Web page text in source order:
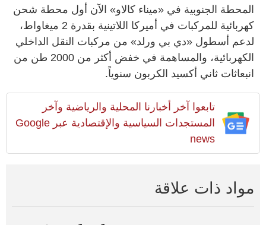
المحطة الجنوبية في «ميناء كالاو» الآن أول محطة شحن
كهربائية للمركبات في أميركا اللاتينية بقدرة 2 ميغاواط،
لدعم أسطول «دي بي ورلد» من مركبات النقل الداخلي
الكهربائية، والمساهمة في خفض أكثر من 2000 طن من
انبعاثات ثاني أكسيد الكربون سنوياً.
تابعوا آخر أخبارنا المحلية والرياضية وآخر
المستجدات السياسية والإقتصادية عبر Google
news
مواد ذات علاقة